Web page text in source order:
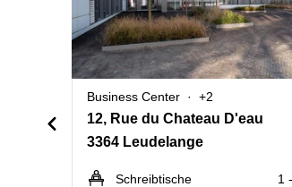
Business Center +2
12, Rue du Chateau D'eau
3364 Leudelange
Schreibtische
1